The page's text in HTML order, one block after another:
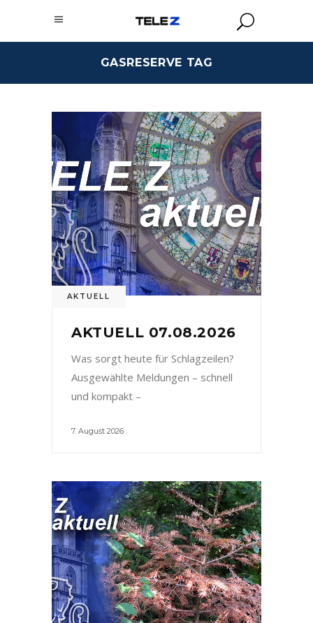
GASRESERVE TAG
AKTUELL
AKTUELL 07.08.2026
Was sorgt heute für Schlagzeilen?
Ausgewählte Meldungen – schnell
und kompakt –
7. August 2026